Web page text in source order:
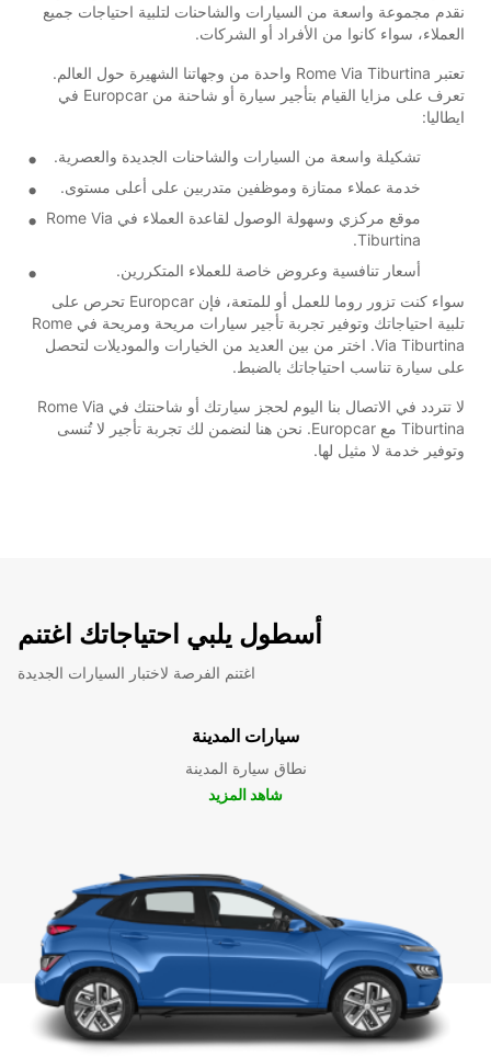
نقدم مجموعة واسعة من السيارات والشاحنات لتلبية احتياجات جميع
العملاء، سواء كانوا من الأفراد أو الشركات.
تعتبر Rome Via Tiburtina واحدة من وجهاتنا الشهيرة حول العالم.
تعرف على مزايا القيام بتأجير سيارة أو شاحنة من Europcar في
ايطاليا:
تشكيلة واسعة من السيارات والشاحنات الجديدة والعصرية.
خدمة عملاء ممتازة وموظفين متدربين على أعلى مستوى.
موقع مركزي وسهولة الوصول لقاعدة العملاء في Rome Via
Tiburtina.
أسعار تنافسية وعروض خاصة للعملاء المتكررين.
سواء كنت تزور روما للعمل أو للمتعة، فإن Europcar تحرص على
تلبية احتياجاتك وتوفير تجربة تأجير سيارات مريحة ومريحة في Rome
Via Tiburtina. اختر من بين العديد من الخيارات والموديلات لتحصل
على سيارة تناسب احتياجاتك بالضبط.
لا تتردد في الاتصال بنا اليوم لحجز سيارتك أو شاحنتك في Rome Via
Tiburtina مع Europcar. نحن هنا لنضمن لك تجربة تأجير لا تُنسى
وتوفير خدمة لا مثيل لها.
أسطول يلبي احتياجاتك اغتنم
اغتنم الفرصة لاختبار السيارات الجديدة
سيارات المدينة
نطاق سيارة المدينة
شاهد المزيد